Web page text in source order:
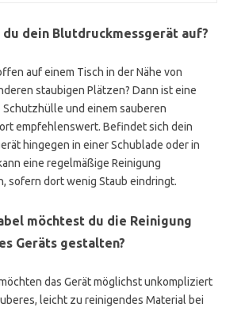
du dein Blutdruckmessgerät auf?
auf einem Tisch in der Nähe von
staubigen Plätzen? Dann ist eine
Schutzhülle und einem sauberen
empfehlenswert. Befindet sich dein
hingegen in einer Schublade oder in
eine regelmäßige Reinigung
sofern dort wenig Staub eindringt.
möchtest du die Reinigung
Geräts gestalten?
das Gerät möglichst unkompliziert
leicht zu reinigendes Material bei